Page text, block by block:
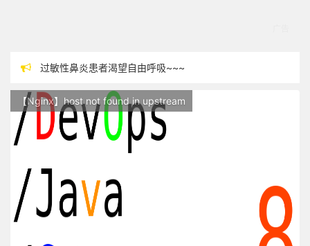
过敏性鼻炎患者渴望自由呼吸~~~
站点随时调整中，如果不能访问，请稍等片刻
反对日本核废水排海
【Nginx】host not found in upstream